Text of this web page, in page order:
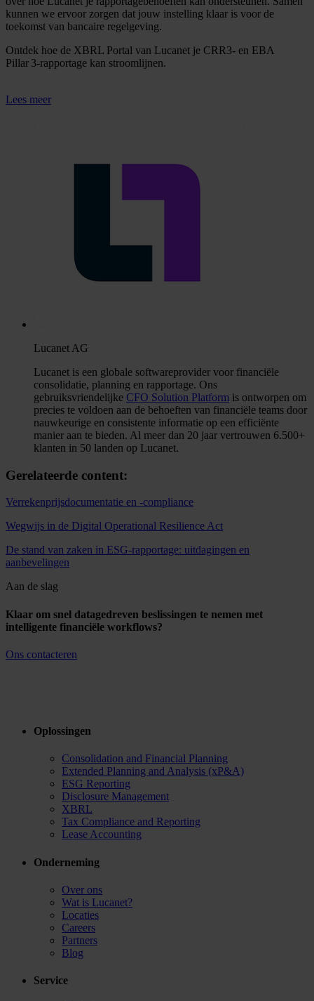
kunnen we ervoor zorgen dat jouw instelling klaar is voor de
toekomst van bancaire regelgeving.
Ontdek hoe de XBRL Portal van Lucanet je CRR3- en EBA
Pillar 3-rapportage kan stroomlijnen.
Lees meer
Lucanet AG
Lucanet is een globale softwareprovider voor financiële
consolidatie, planning en rapportage. Ons
gebruiksvriendelijke CFO Solution Platform is ontworpen om
precies te voldoen aan de behoeften van financiële teams door
nauwkeurige en consistente informatie op een efficiënte
manier aan te bieden. Al meer dan 20 jaar vertrouwen 6.500+
klanten in 50 landen op Lucanet.
Gerelateerde content:
Verrekenprijsdocumentatie en -compliance
Wegwijs in de Digital Operational Resilience Act
De stand van zaken in ESG-rapportage: uitdagingen en
aanbevelingen
Aan de slag
Klaar om snel datagedreven beslissingen te nemen met
intelligente financiële workflows?
Ons contacteren
Oplossingen
Consolidation and Financial Planning
Extended Planning and Analysis (xP&A)
ESG Reporting
Disclosure Management
XBRL
Tax Compliance and Reporting
Lease Accounting
Onderneming
Over ons
Wat is Lucanet?
Locaties
Careers
Partners
Blog
Service